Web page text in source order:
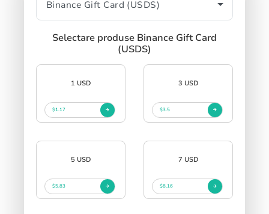
Selectare produse Binance Gift Card
(USDS)
1 USD
$1.17
3 USD
$3.5
5 USD
$5.83
7 USD
$8.16